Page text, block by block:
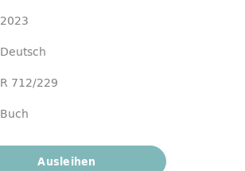
2023
Deutsch
R 712/229
Buch
Ausleihen